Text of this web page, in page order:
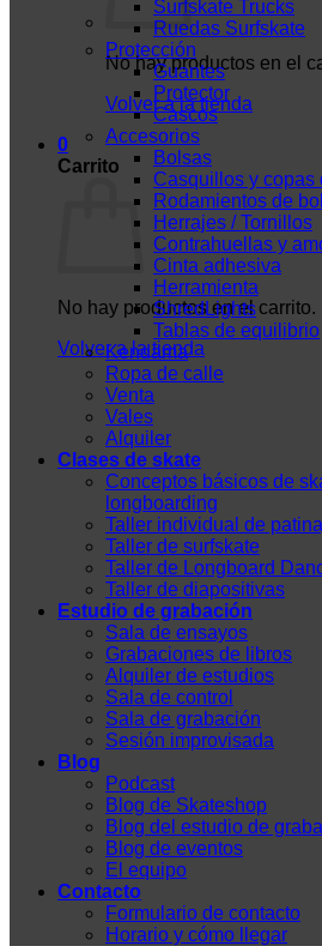
No hay productos en el
Volver a la tienda
0
Carrito
No hay productos en el carrito.
Volver a la tienda
Surfskate Trucks
Ruedas Surfskate
Protección
Guantes
Protector
Cascos
Accesorios
Bolsas
Casquillos y copas
Rodamientos de
Herrajes / Tornillos
Contrahuellas y
Cinta adhesiva
Herramienta
ShredLights
Tablas de equilibrio
Kendama
Ropa de calle
Venta
Vales
Alquiler
Clases de skate
Conceptos básicos de
longboarding
Taller individual de
Taller de surfskate
Taller de Longboard
Taller de diapositivas
Estudio de grabación
Sala de ensayos
Grabaciones de libros
Alquiler de estudios
Sala de control
Sala de grabación
Sesión improvisada
Blog
Podcast
Blog de Skateshop
Blog del estudio de
Blog de eventos
El equipo
Contacto
Formulario de contacto
Horario y cómo llegar